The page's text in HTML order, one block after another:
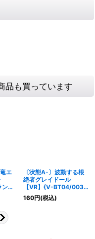
品も買っています
エ
ト
〔状態A-〕波動する根
絶者グレイドール
【VR】{V-BT04/003}
《リンクジョーカー》
160円(税込)